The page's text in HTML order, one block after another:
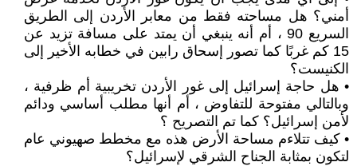
أمني؟ هل مساحته فقط من معابر الأردن إلى الطريق
السريع 90 ، أم أنه ينبغي أن يمتد على مسافة تزيد عن
15 كم غربًا كما تصور إسحاق رابين في خطابه الأخير إلى
الكنيست؟
• هل حاجة إسرائيل إلى غور الأردن تخريبية أم ظرفية ،
وبالتالي مفتوحة للتفاوض ، أم أنها مطلب أساسي ودائم
لأمن إسرائيل؟ كما تم التصريح ؟
• كيف تتلاءم مساحة الأرض هذه مع مخطط صهيوني عام
لتكون بمثابة الجناح الشرقي لإسرائيل؟